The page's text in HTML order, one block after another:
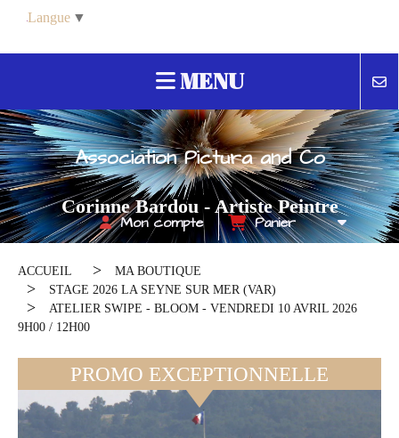
Association Pictura and Co
Corinne Bardou - Artiste Peintre
Mon compte Panier
MENU
ACCUEIL
MA BOUTIQUE
STAGE 2026 LA SEYNE SUR MER (VAR)
ATELIER SWIPE - BLOOM - VENDREDI 10 AVRIL 2026
9H00 / 12H00
PROMO EXCEPTIONNELLE
Langue ▼